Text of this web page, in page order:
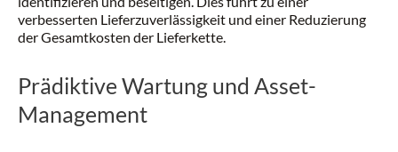
verbesserten Lieferzuverlässigkeit und einer Reduzierung
der Gesamtkosten der Lieferkette.
Prädiktive Wartung und Asset-
Management